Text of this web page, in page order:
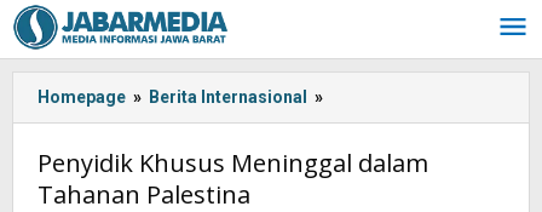
Skip
to
content
Homepage » Berita Internasional »
-:IN-
>Penyidik
Penyidik ​​Khusus Meninggal dalam
Tahanan Palestina